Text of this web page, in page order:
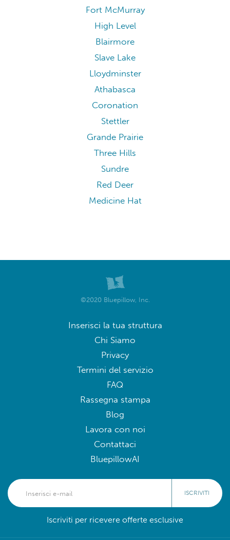
Fort McMurray
High Level
Blairmore
Slave Lake
Lloydminster
Athabasca
Coronation
Stettler
Grande Prairie
Three Hills
Sundre
Red Deer
Medicine Hat
©2020 Bluepillow, Inc.
Inserisci la tua struttura
Chi Siamo
Privacy
Termini del servizio
FAQ
Rassegna stampa
Blog
Lavora con noi
Contattaci
BluepillowAI
ISCRIVITI
Iscriviti per ricevere offerte esclusive